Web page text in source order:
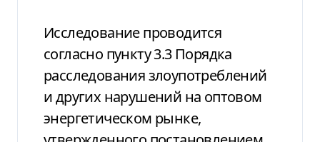
Исследование проводится
согласно пункту 3.3 Порядка
расследования злоупотреблений
и других нарушений на оптовом
энергетическом рынке,